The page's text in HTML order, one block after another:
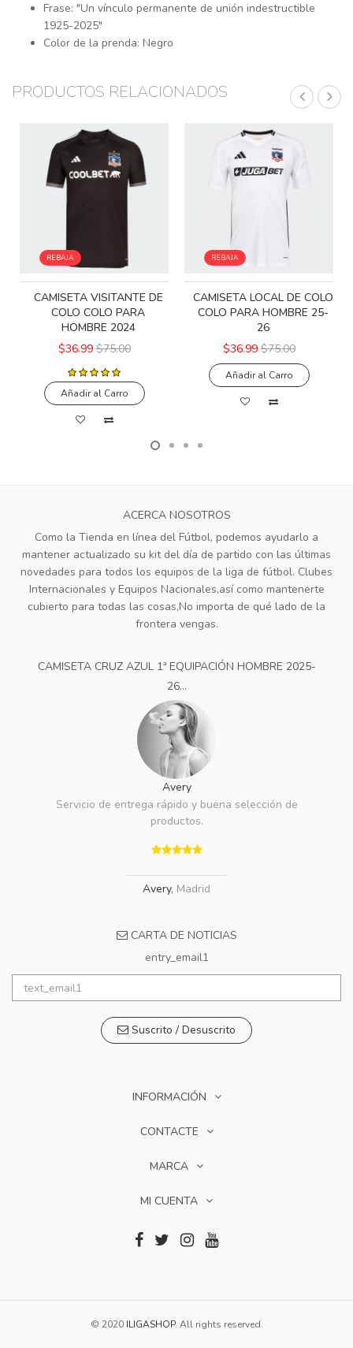
Frase: "Un vínculo permanente de unión indestructible
1925-2025"
Color de la prenda: Negro
PRODUCTOS RELACIONADOS
REBAJA
CAMISETA VISITANTE DE
COLO COLO PARA
HOMBRE 2024
$36.99 $75.00
Añadir al Carro
REBAJA
CAMISETA LOCAL DE COLO
COLO PARA HOMBRE 25-
26
$36.99 $75.00
Añadir al Carro
ACERCA NOSOTROS
Como la Tienda en línea del Fútbol, podemos ayudarlo a
mantener actualizado su kit del día de partido con las últimas
novedades para todos los equipos de la liga de fútbol. Clubes
Internacionales y Equipos Nacionales,así como mantenerte
cubierto para todas las cosas,No importa de qué lado de la
frontera vengas.
CAMISETA CRUZ AZUL 1ª EQUIPACIÓN HOMBRE 2025-
26...
Avery
Servicio de entrega rápido y buena selección de
productos.
Avery, Madrid
CARTA DE NOTICIAS
entry_email1
Suscrito / Desuscrito
INFORMACIÓN
CONTACTE
MARCA
MI CUENTA
© 2020 ILIGASHOP. All rights reserved.